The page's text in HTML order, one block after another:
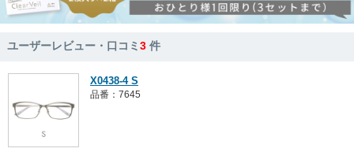
ユーザーレビュー・口コミ3 件
X0438-4 S
品番：7645